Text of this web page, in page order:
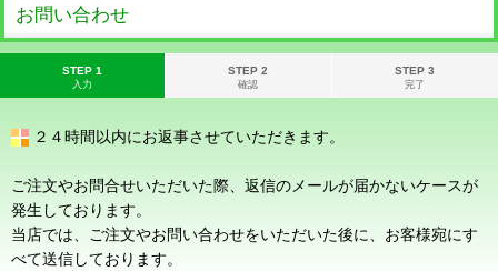
お問い合わせ
STEP 1
入力
STEP 2
確認
STEP 3
完了
２４時間以内にお返事させていただきます。
ご注文やお問合せいただいた際、返信のメールが届かないケースが
発生しております。
当店では、ご注文やお問い合わせをいただいた後に、お客様宛にす
べて送信しております。